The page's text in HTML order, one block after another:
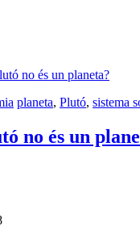
planeta, Plutó, sistema
no és un